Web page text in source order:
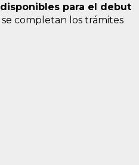
para el debut
se completan los trámites